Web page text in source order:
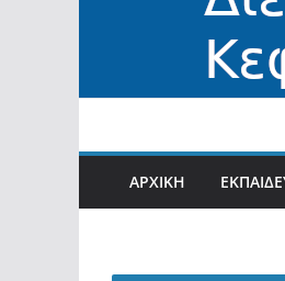
ΑΡΧΙΚΗ